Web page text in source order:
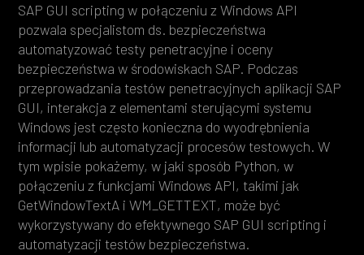
SAP GUI scripting w połączeniu z Windows API
pozwala specjalistom ds. bezpieczeństwa
automatyzować testy penetracyjne i oceny
bezpieczeństwa w środowiskach SAP. Podczas
przeprowadzania testów penetracyjnych aplikacji SAP
GUI, interakcja z elementami sterującymi systemu
Windows jest często konieczna do wyodrębnienia
informacji lub automatyzacji procesów testowych. W
tym wpisie pokażemy, w jaki sposób Python, w
połączeniu z funkcjami Windows API, takimi jak
GetWindowTextA i WM_GETTEXT, może być
wykorzystywany do efektywnego SAP GUI scripting i
automatyzacji testów bezpieczeństwa.